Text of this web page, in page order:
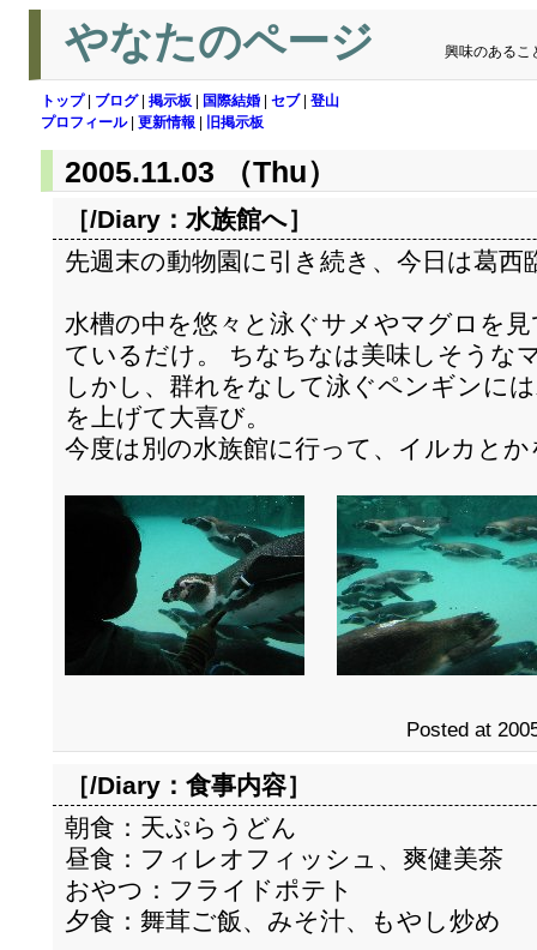
やなたのページ 興味のあるこ
トップ| ブログ| 掲示板 国際結婚 セブ| 登山
プロフィール| 更新情報 旧掲示板
2005.11.03 （Thu）
［/Diary： 水族館へ］
先週末の動物園に引き続き、今日は葛西
水槽の中を悠々と泳ぐサメやマグロを
ているだけ。 ちなちなは美味しそうな
しかし、群れをなして泳ぐペンギンに
を上げて大喜び。
今度は別の水族館に行って、イルカと
Posted at
［/Diary： 食事内容］
朝食：天ぷらうどん
昼食：フィレオフィッシュ、爽健美茶
おやつ：フライドポテト
夕食：舞茸ご飯、みそ汁、もやし炒め